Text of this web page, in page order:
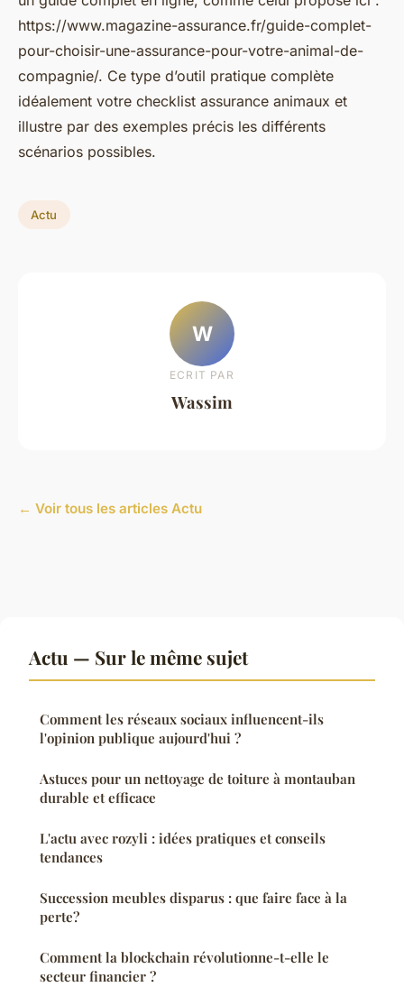
https://www.magazine-assurance.fr/guide-complet-
pour-choisir-une-assurance-pour-votre-animal-de-
compagnie/. Ce type d’outil pratique complète
idéalement votre checklist assurance animaux et
illustre par des exemples précis les différents
scénarios possibles.
Actu
W
ECRIT PAR
Wassim
← Voir tous les articles Actu
Actu — Sur le même sujet
Comment les réseaux sociaux influencent-ils
l'opinion publique aujourd'hui ?
Astuces pour un nettoyage de toiture à montauban
durable et efficace
L'actu avec rozyli : idées pratiques et conseils
tendances
Succession meubles disparus : que faire face à la
perte?
Comment la blockchain révolutionne-t-elle le
secteur financier ?